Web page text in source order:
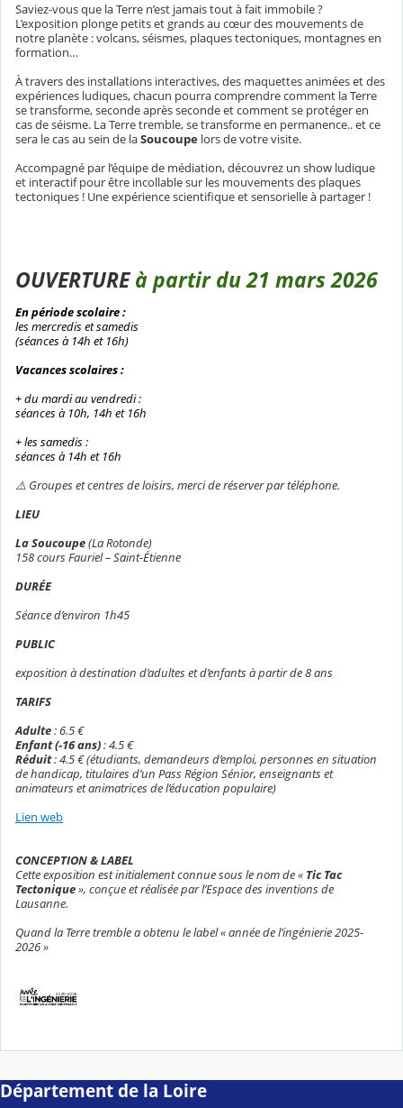
Saviez-vous que la Terre n’est jamais tout à fait immobile ?
L’exposition plonge petits et grands au cœur des mouvements de
notre planète : volcans, séismes, plaques tectoniques, montagnes en
formation…
À travers des installations interactives, des maquettes animées et des
expériences ludiques, chacun pourra comprendre comment la Terre
se transforme, seconde après seconde et comment se protéger en
cas de séisme. La Terre tremble, se transforme en permanence.. et ce
sera le cas au sein de laSoucoupe lors de votre visite.
Accompagné par l’équipe de médiation, découvrez un show ludique
et interactif pour être incollable sur les mouvements des plaques
tectoniques ! Une expérience scientifique et sensorielle à partager !
OUVERTUREà partir du 21 mars 2026
En période scolaire :
les mercredis et samedis
(séances à 14h et 16h)
Vacances scolaires :
+ du mardi au vendredi :
séances à 10h, 14h et 16h
+ les samedis :
séances à 14h et 16h
⚠️ Groupes et centres de loisirs, merci de réserver par téléphone.
LIEU
La Soucoupe(La Rotonde)
158 cours Fauriel – Saint-Étienne
DURÉE
Séance d’environ 1h45
PUBLIC
exposition à destination d’adultes et d’enfants à partir de 8 ans
TARIFS
Adulte: 6.5 €
Enfant (-16 ans): 4.5 €
Réduit: 4.5 €(étudiants, demandeurs d’emploi, personnes en situation
de handicap, titulaires d’un Pass Région Sénior, enseignants et
animateurs et animatrices de l’éducation populaire)
Lien web
CONCEPTION & LABEL
Cette exposition est initialement connue sous le nom de « Tic Tac
Tectonique», conçue et réalisée par l’Espace des inventions de
Lausanne.
Quand la Terre tremble a obtenu le label « année de l’ingénierie 2025-
2026 »
Département de la Loire